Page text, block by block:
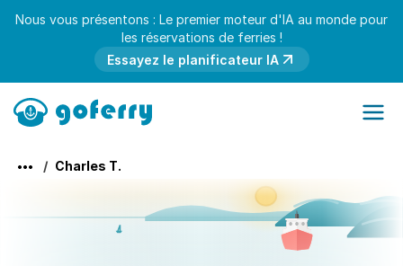
Nous vous présentons : Le premier moteur d'IA au monde pour
les réservations de ferries !
Essayez le planificateur IA
Charles T.